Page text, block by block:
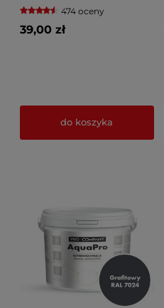
474 oceny
39,00 zł
do koszyka